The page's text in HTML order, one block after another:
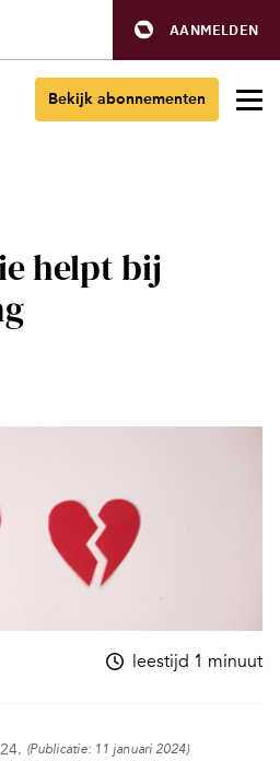
AANMELDEN
Bekijk abonnementen
helpt bij
leestijd 1 minuut
(Publicatie: 11 januari 2024)